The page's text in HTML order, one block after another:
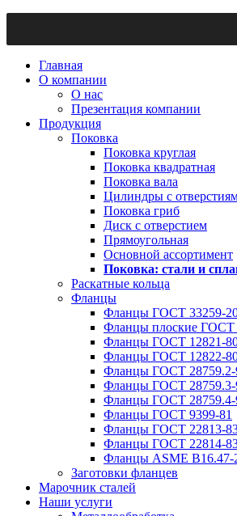
Главная
О компании
О нас
Презентация компании
Продукция
Поковка
Поковка круглая
Поковка квадратная
Поковка вала
Цилиндры с
Поковка гриб
Диск с отверстием
Прямоугольная
Основной ассортимент
Поковка: cтали и
Раскатные кольца
Фланцы
Фланцы ГОСТ 33259-
Фланцы плоские ГОСТ
Фланцы ГОСТ 12821-
Фланцы ГОСТ 12822-
Фланцы ГОСТ 28759.2-
Фланцы ГОСТ 28759.3-
Фланцы ГОСТ 28759.4-
Фланцы ГОСТ 9399-81
Фланцы ГОСТ 22813-
Фланцы ГОСТ 22814-
Фланцы ASME B16.47-
Заготовки фланцев
Марочник сталей
Наши услуги